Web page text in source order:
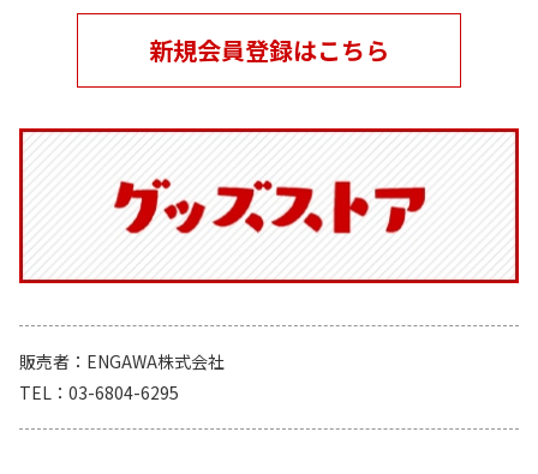
新規会員登録はこちら
販売者
ENGAWA株式会社
TEL
03-6804-6295